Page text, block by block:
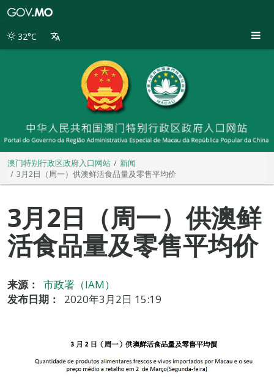
别
32°C
澳门特别行政区政府入口网站
新闻
3月2日（周一）供澳鲜活食品量及零售平均价
3月2日（周一）供澳鲜
活食品量及零售平均价
来源：
市政署（IAM）
发布日期：
2020年3月2日 15:19